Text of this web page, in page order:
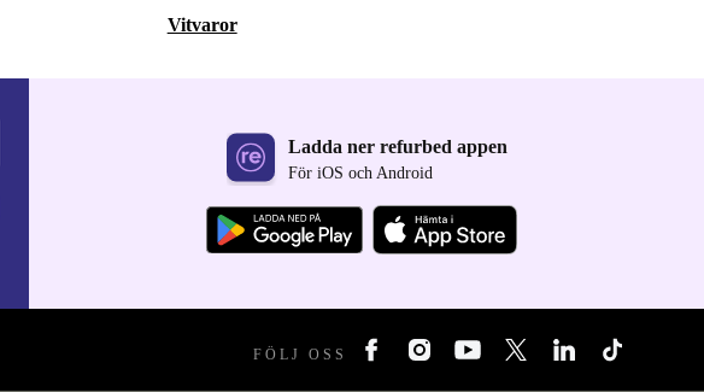
Vitvaror
Ladda ner refurbed appen
För iOS och Android
FÖLJ OSS